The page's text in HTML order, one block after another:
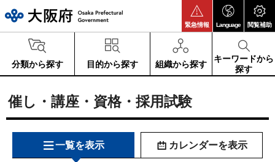
緊急情報 Language 閲覧補助
分類から探す 目的から探す 組織から探す
キーワードから
探す
催し・講座・資格・採用試験
一覧を表示 カレンダーを表示